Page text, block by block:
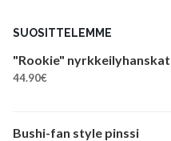
SUOSITTELEMME
"Rookie" nyrkkeilyhanskat
44.90€
Bushi-fan style pinssi